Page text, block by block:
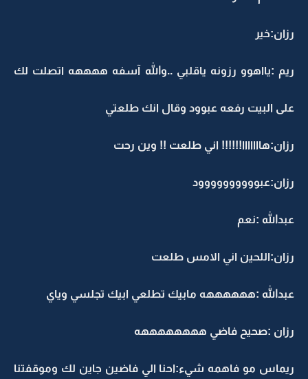
رزان:خير
ريم :يااهوو رزونه ياقلبي ..والله آسفه ههههه اتصلت لك
على البيت رفعه عبوود وقال انك طلعتي
رزان:هااااااا!!!!!! اني طلعت !! وين رحت
رزان:عبوووووووووود
عبدالله :نعم
رزان:اللحين اني الامس طلعت
عبدالله :ههههههه مابيك تطلعي ابيك تجلسي وياي
رزان :صحيح فاضي ههههههههه
ريماس مو فاهمه شيء:احنا الي فاضين جاين لك وموقفتنا